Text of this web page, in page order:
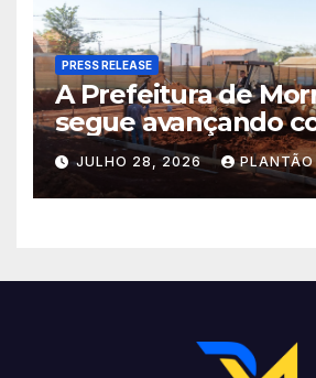
PRESS RELEASE
A Prefeitura de
segue avançando
importantes
no Setor Arca de
JULHO 28, 2026 PLANTÃO